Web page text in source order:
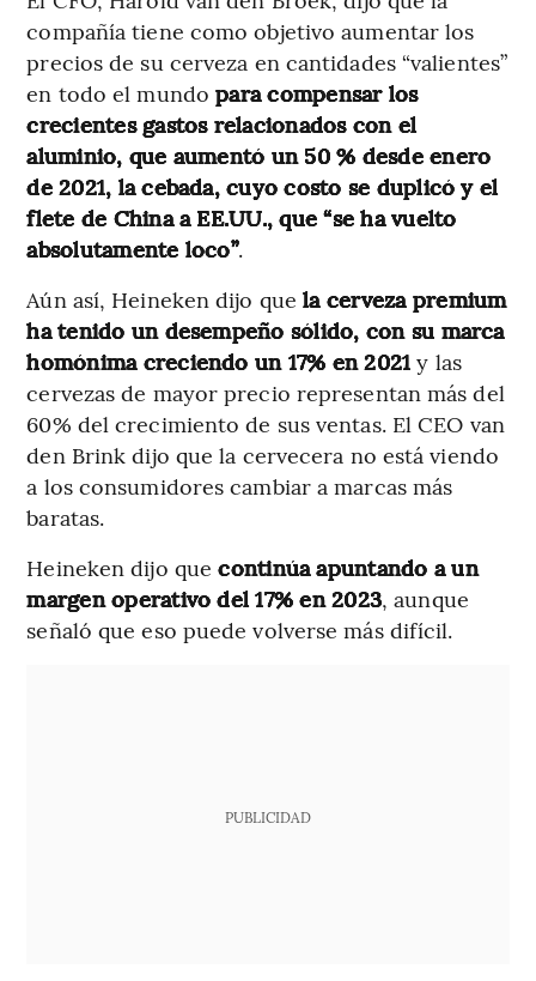
compañía tiene como objetivo aumentar los
precios de su cerveza en cantidades “valientes”
en todo el mundo para compensar los
crecientes gastos relacionados con el
aluminio, que aumentó un 50 % desde enero
de 2021, la cebada, cuyo costo se duplicó y el
flete de China a EE.UU., que “se ha vuelto
absolutamente loco”.
Aún así, Heineken dijo que la cerveza premium
ha tenido un desempeño sólido, con su marca
homónima creciendo un 17% en 2021 y las
cervezas de mayor precio representan más del
60% del crecimiento de sus ventas. El CEO van
den Brink dijo que la cervecera no está viendo
a los consumidores cambiar a marcas más
baratas.
Heineken dijo que continúa apuntando a un
margen operativo del 17% en 2023, aunque
señaló que eso puede volverse más difícil.
PUBLICIDAD